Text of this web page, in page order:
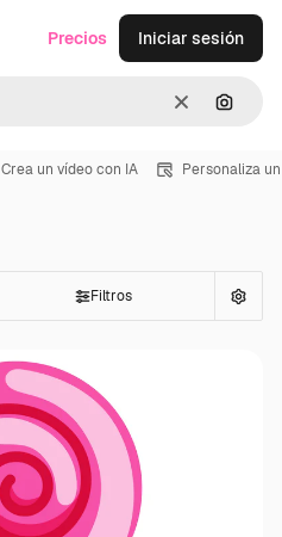
Borrar
Precios Iniciar sesión
Crea un vídeo con IA Personaliza
Filtros